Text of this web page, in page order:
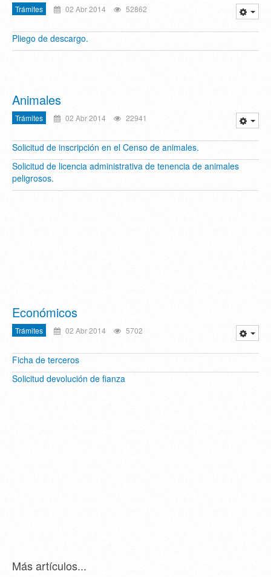
Trámites 02 Abr 2014 52862
Pliego de descargo.
Animales
Trámites 02 Abr 2014 22941
Solicitud de inscripción en el Censo de animales.
Solicitud de licencia administrativa de tenencia de animales
peligrosos.
Económicos
Trámites 02 Abr 2014 5702
Ficha de terceros
Solicitud devolución de fianza
Más artículos...